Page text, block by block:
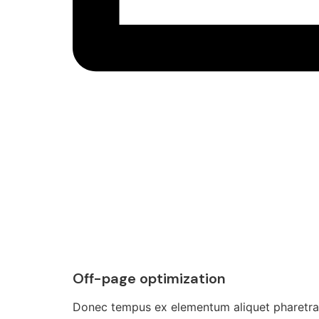
Off-page optimization
Donec tempus ex elementum aliquet